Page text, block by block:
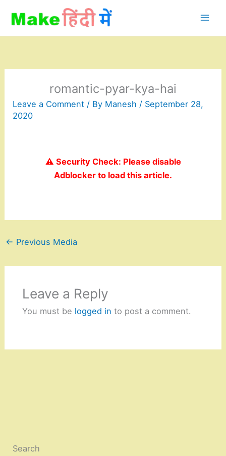
content
romantic-pyar-kya-hai
Leave a Comment / By Manesh / September 28,
2020
⚠️ Security Check: Please disable
Adblocker to load this article.
← Previous Media
Leave a Reply
You must be logged in to post a comment.
Search